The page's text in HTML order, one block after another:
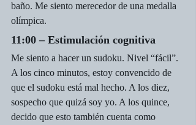
baño. Me siento merecedor de una medalla
olímpica.
11:00 – Estimulación cognitiva
Me siento a hacer un sudoku. Nivel “fácil”.
A los cinco minutos, estoy convencido de
que el sudoku está mal hecho. A los diez,
sospecho que quizá soy yo. A los quince,
decido que esto también cuenta como